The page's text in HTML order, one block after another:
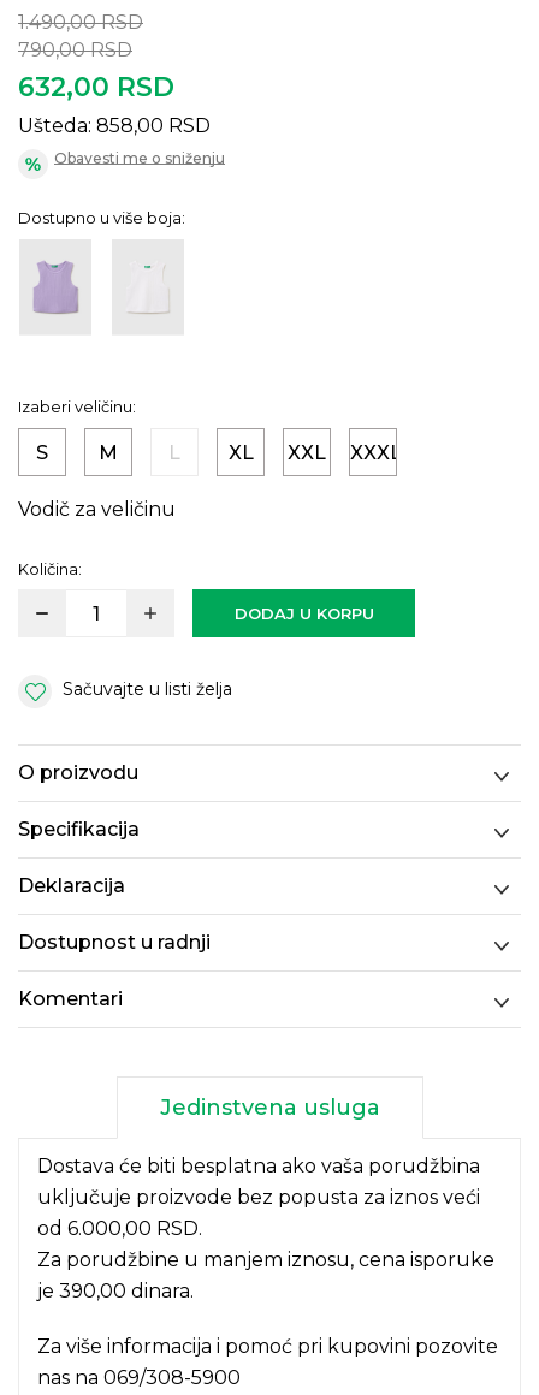
1.490,00 RSD
790,00 RSD
632,00 RSD
Ušteda: 858,00 RSD
Obavesti me o sniženju
Dostupno u više boja:
Izaberi veličinu:
S M L XL XXL XXXL
Vodič za veličinu
Količina:
DODAJ U KORPU
Sačuvajte u listi želja
O proizvodu
Specifikacija
Deklaracija
Dostupnost u radnji
Komentari
Jedinstvena usluga
Dostava će biti besplatna ako vaša porudžbina
uključuje proizvode bez popusta za iznos veći
od 6.000,00 RSD.
Za porudžbine u manjem iznosu, cena isporuke
je 390,00 dinara.
Za više informacija i pomoć pri kupovini pozovite
nas na 069/308-5900